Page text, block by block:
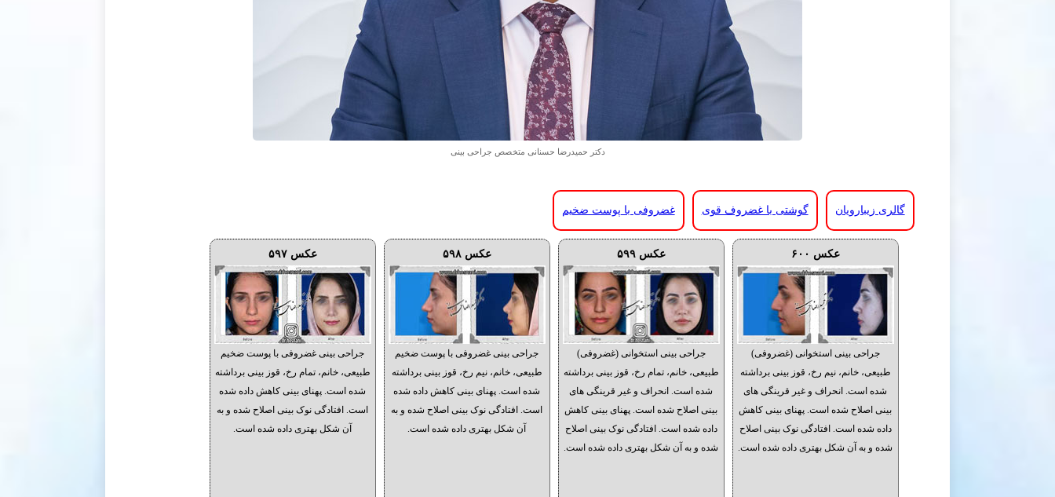
دکتر حمیدرضا حسنانی متخصص جراحی بینی
گالری زیبارویان گوشتی با غضروف قوی غضروفی با پوست ضخیم
عکس ۶۰۰
جراحی بینی استخوانی (غضروفی)
طبیعی، خانم، نیم رخ، قوز بینی برداشته
شده است. انحراف و غیر قرینگی های
بینی اصلاح شده است. پهنای بینی کاهش
داده شده است. افتادگی نوک بینی اصلاح
شده و به آن شکل بهتری داده شده است.
عکس ۵۹۹
جراحی بینی استخوانی (غضروفی)
طبیعی، خانم، تمام رخ، قوز بینی برداشته
شده است. انحراف و غیر قرینگی های
بینی اصلاح شده است. پهنای بینی کاهش
داده شده است. افتادگی نوک بینی اصلاح
شده و به آن شکل بهتری داده شده است.
عکس ۵۹۸
جراحی بینی غضروفی با پوست ضخیم
طبیعی، خانم، نیم رخ، قوز بینی برداشته
شده است. پهنای بینی کاهش داده شده
است. افتادگی نوک بینی اصلاح شده و به
آن شکل بهتری داده شده است.
عکس ۵۹۷
جراحی بینی غضروفی با پوست ضخیم
طبیعی، خانم، تمام رخ، قوز بینی برداشته
شده است. پهنای بینی کاهش داده شده
است. افتادگی نوک بینی اصلاح شده و به
آن شکل بهتری داده شده است.